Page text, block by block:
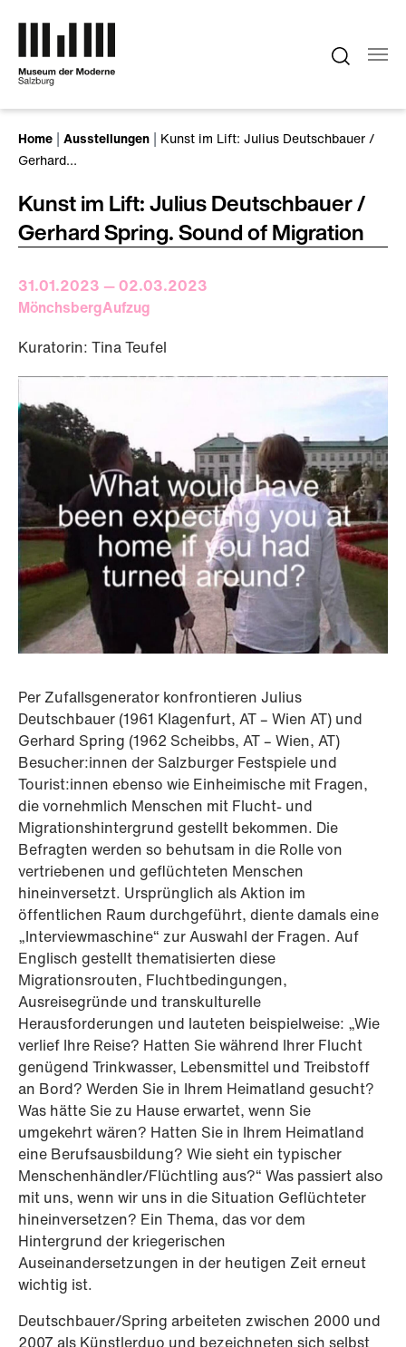
Home Ausstellungen
Kunst im Lift: Julius Deutschbauer /
Gerhard…
Kunst im Lift: Julius Deutschbauer /
Gerhard Spring. Sound of Migration
31.01.2023 — 02.03.2023
MönchsbergAufzug
Kuratorin: Tina Teufel
Per Zufallsgenerator konfrontieren Julius
Deutschbauer (1961 Klagenfurt, AT – Wien AT) und
Gerhard Spring (1962 Scheibbs, AT – Wien, AT)
Besucher:innen der Salzburger Festspiele und
Tourist:innen ebenso wie Einheimische mit Fragen,
die vornehmlich Menschen mit Flucht- und
Migrationshintergrund gestellt bekommen. Die
Befragten werden so behutsam in die Rolle von
vertriebenen und geflüchteten Menschen
hineinversetzt. Ursprünglich als Aktion im
öffentlichen Raum durchgeführt, diente damals eine
„Interviewmaschine“ zur Auswahl der Fragen. Auf
Englisch gestellt thematisierten diese
Migrationsrouten, Fluchtbedingungen,
Ausreisegründe und transkulturelle
Herausforderungen und lauteten beispielweise: „Wie
verlief Ihre Reise? Hatten Sie während Ihrer Flucht
genügend Trinkwasser, Lebensmittel und Treibstoff
an Bord? Werden Sie in Ihrem Heimatland gesucht?
Was hätte Sie zu Hause erwartet, wenn Sie
umgekehrt wären? Hatten Sie in Ihrem Heimatland
eine Berufsausbildung? Wie sieht ein typischer
Menschenhändler/Flüchtling aus?“ Was passiert also
mit uns, wenn wir uns in die Situation Geflüchteter
hineinversetzen? Ein Thema, das vor dem
Hintergrund der kriegerischen
Auseinandersetzungen in der heutigen Zeit erneut
wichtig ist.
Deutschbauer/Spring arbeiteten zwischen 2000 und
2007 als Künstlerduo und bezeichneten sich selbst